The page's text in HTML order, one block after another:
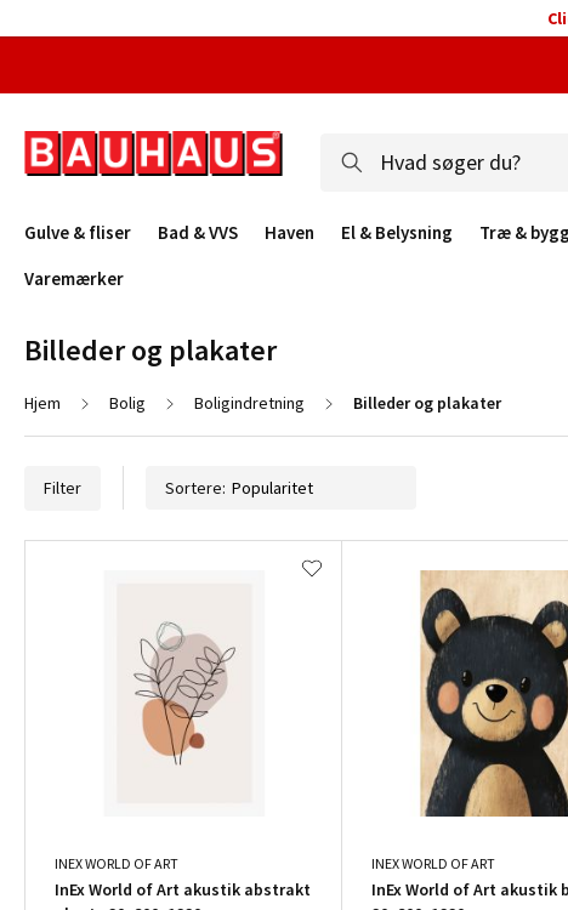
Gulve & fliser Bad & VVS Haven El & Belysning Træ &
Varemærker
Filter Sortere:
INEX WORLD OF ART
InEx World of Art akustik abstrakt
INEX WORLD OF ART
InEx World of Art akustik
Billeder og plakater
Hjem Bolig Boligindretning Billeder og plakater